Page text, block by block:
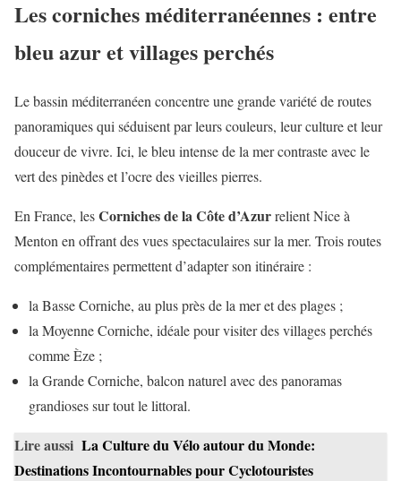
Les corniches méditerranéennes : entre
bleu azur et villages perchés
Le bassin méditerranéen concentre une grande variété de routes
panoramiques qui séduisent par leurs couleurs, leur culture et leur
douceur de vivre. Ici, le bleu intense de la mer contraste avec le
vert des pinèdes et l’ocre des vieilles pierres.
En France, lesCorniches de la Côte d’Azurrelient Nice à
Menton en offrant des vues spectaculaires sur la mer. Trois routes
complémentaires permettent d’adapter son itinéraire :
la Basse Corniche, au plus près de la mer et des plages ;
la Moyenne Corniche, idéale pour visiter des villages perchés
comme Èze ;
la Grande Corniche, balcon naturel avec des panoramas
grandioses sur tout le littoral.
Lire aussi La Culture du Vélo autour du Monde:
Destinations Incontournables pour Cyclotouristes